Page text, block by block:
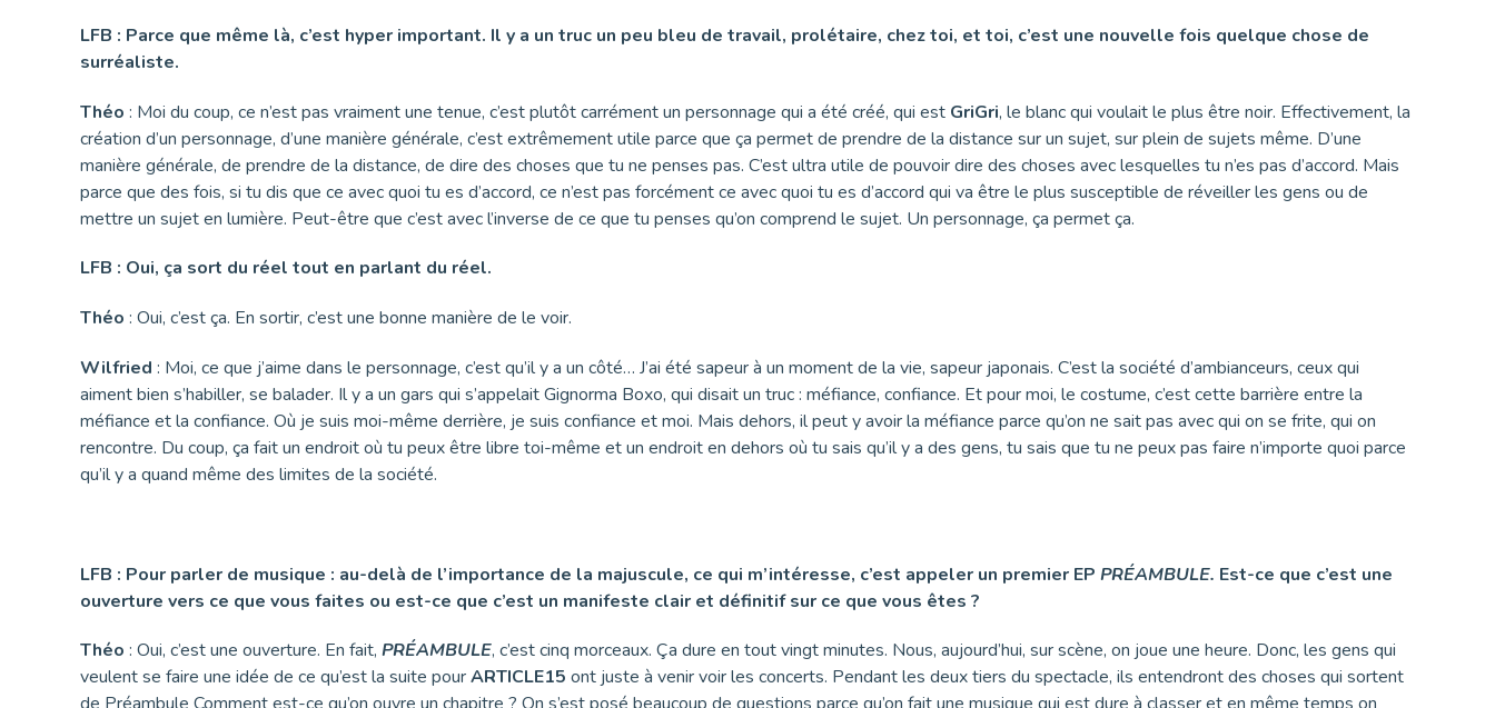
LFB : Parce que même là, c’est hyper important. Il y a un truc un peu bleu de travail, prolétaire, chez toi, et toi, c’est une nouvelle fois quelque chose de
surréaliste.
Théo : Moi du coup, ce n’est pas vraiment une tenue, c’est plutôt carrément un personnage qui a été créé, qui est GriGri, le blanc qui voulait le plus être noir. Effectivement, la
création d’un personnage, d’une manière générale, c’est extrêmement utile parce que ça permet de prendre de la distance sur un sujet, sur plein de sujets même. D’une
manière générale, de prendre de la distance, de dire des choses que tu ne penses pas. C’est ultra utile de pouvoir dire des choses avec lesquelles tu n’es pas d’accord. Mais
parce que des fois, si tu dis que ce avec quoi tu es d’accord, ce n’est pas forcément ce avec quoi tu es d’accord qui va être le plus susceptible de réveiller les gens ou de
mettre un sujet en lumière. Peut-être que c’est avec l’inverse de ce que tu penses qu’on comprend le sujet. Un personnage, ça permet ça.
LFB : Oui, ça sort du réel tout en parlant du réel.
Théo : Oui, c’est ça. En sortir, c’est une bonne manière de le voir.
Wilfried : Moi, ce que j’aime dans le personnage, c’est qu’il y a un côté… J’ai été sapeur à un moment de la vie, sapeur japonais. C’est la société d’ambianceurs, ceux qui
aiment bien s’habiller, se balader. Il y a un gars qui s’appelait Gignorma Boxo, qui disait un truc : méfiance, confiance. Et pour moi, le costume, c’est cette barrière entre la
méfiance et la confiance. Où je suis moi-même derrière, je suis confiance et moi. Mais dehors, il peut y avoir la méfiance parce qu’on ne sait pas avec qui on se frite, qui on
rencontre. Du coup, ça fait un endroit où tu peux être libre toi-même et un endroit en dehors où tu sais qu’il y a des gens, tu sais que tu ne peux pas faire n’importe quoi parce
qu’il y a quand même des limites de la société.
LFB : Pour parler de musique : au-delà de l’importance de la majuscule, ce qui m’intéresse, c’est appeler un premier EP PRÉAMBULE. Est-ce que c’est une
ouverture vers ce que vous faites ou est-ce que c’est un manifeste clair et définitif sur ce que vous êtes ?
Théo : Oui, c’est une ouverture. En fait, PRÉAMBULE, c’est cinq morceaux. Ça dure en tout vingt minutes. Nous, aujourd’hui, sur scène, on joue une heure. Donc, les gens qui
veulent se faire une idée de ce qu’est la suite pourARTICLE15 ont juste à venir voir les concerts. Pendant les deux tiers du spectacle, ils entendront des choses qui sortent